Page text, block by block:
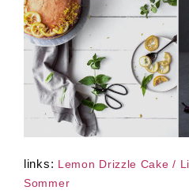
links: Lemon Drizzle Cake /
Sommer